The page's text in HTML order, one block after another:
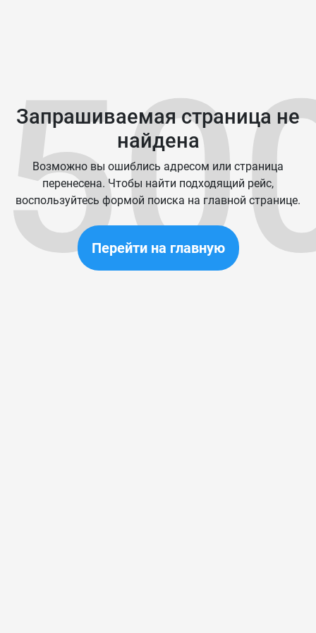
Запрашиваемая страница не
найдена
Возможно вы ошиблись адресом или страница
перенесена. Чтобы найти подходящий рейс,
воспользуйтесь формой поиска на главной странице.
Перейти на главную